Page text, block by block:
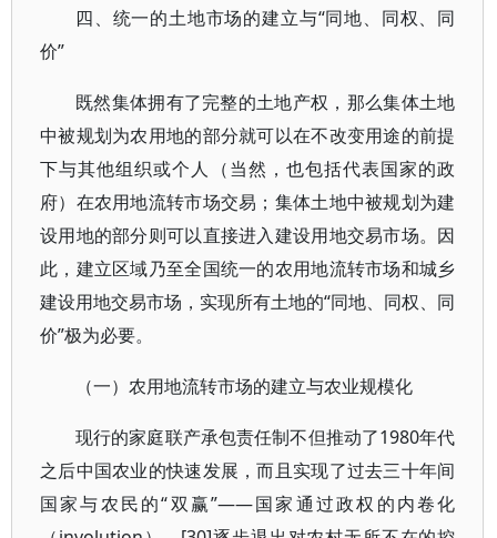
四、统一的土地市场的建立与“同地、同权、同
价”
既然集体拥有了完整的土地产权，那么集体土地
中被规划为农用地的部分就可以在不改变用途的前提
下与其他组织或个人（当然，也包括代表国家的政
府）在农用地流转市场交易；集体土地中被规划为建
设用地的部分则可以直接进入建设用地交易市场。因
此，建立区域乃至全国统一的农用地流转市场和城乡
建设用地交易市场，实现所有土地的“同地、同权、同
价”极为必要。
（一）农用地流转市场的建立与农业规模化
现行的家庭联产承包责任制不但推动了1980年代
之后中国农业的快速发展，而且实现了过去三十年间
国家与农民的“双赢”——国家通过政权的内卷化